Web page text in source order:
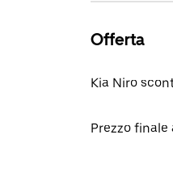
Offerta
Kia Niro
Prezzo finale